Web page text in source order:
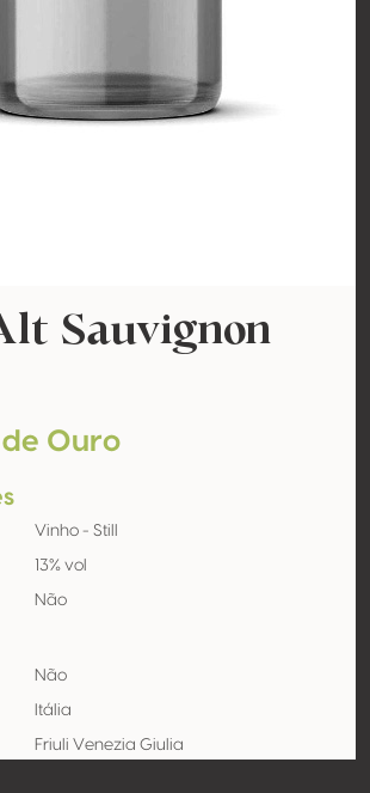
Sauvignon
Ouro
Vinho - Still
13% vol
Não
Não
Itália
Friuli Venezia Giulia